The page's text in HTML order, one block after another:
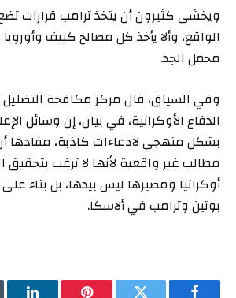
ويخشى كثيرون أن يتخذ ترامب قرارات تضع
الواقع، وألا يأخذ كل مصالح كييف
محمل الجد.
وفي السياق، قال مركز مكافحة التضليل
الدفاع الأوكرانية، في بيان، إن وسائل
بشكل منهجي لادعاءات كاذبة، مفادها
مطالب غير واقعية لأنها لا ترغب بتحقيق
أوكرانيا ومصيرها ليس بيدها، بل بناء
بوتين وترامب في ألاسكا.